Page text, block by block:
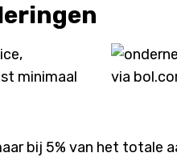
minimaal
bij 5% van het totale